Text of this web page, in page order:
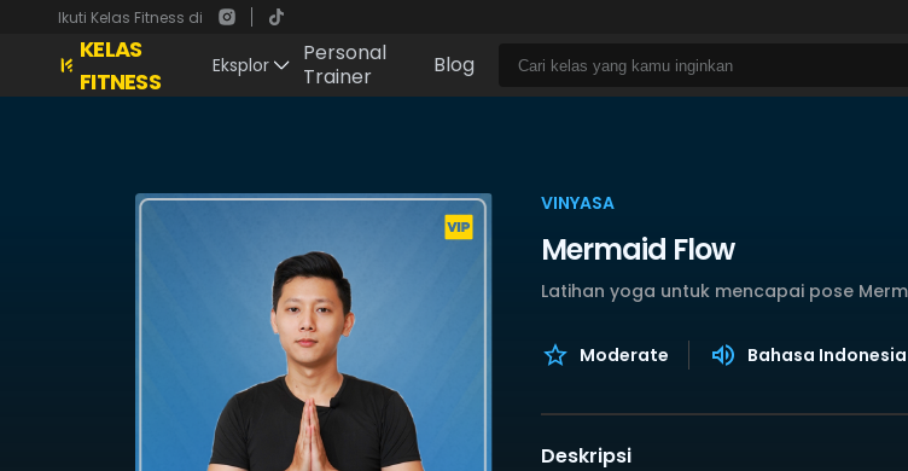
Ikuti Kelas Fitness di
KELAS
FITNESS
Eksplor
Personal
Trainer
Blog
VINYASA
Mermaid Flow
Latihan yoga untuk mencapai pose
Moderate Bahasa Indonesia
Deskripsi